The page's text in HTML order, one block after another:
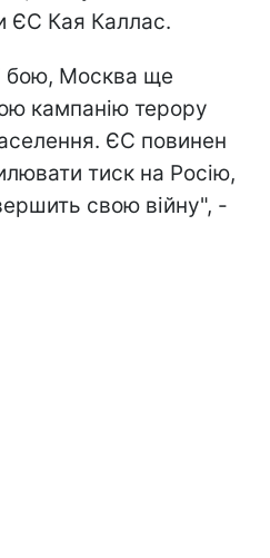
ЄС Кая Каллас.
бою, Москва ще
кампанію терору
ЄС повинен
тиск на Росію,
свою війну", -